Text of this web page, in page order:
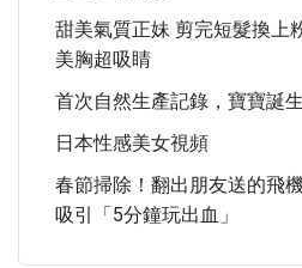
甜美氣質正妹 剪完短髮換
美胸超吸睛
首次自然生產記錄，寶寶誕
日本性感美女視頻
春節掃除！翻出朋友送的飛
吸引「5分鐘玩出血」